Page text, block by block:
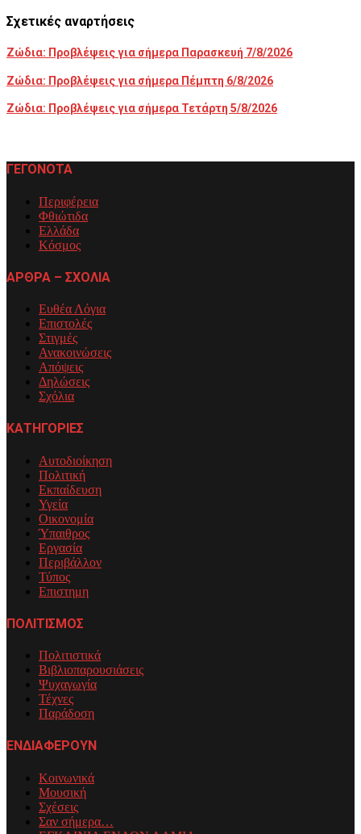
Σχετικές αναρτήσεις
Ζώδια: Προβλέψεις για σήμερα Παρασκευή 7/8/2026
Ζώδια: Προβλέψεις για σήμερα Πέμπτη 6/8/2026
Ζώδια: Προβλέψεις για σήμερα Τετάρτη 5/8/2026
ΓΕΓΟΝΟΤΑ
Περιφέρεια
Φθιώτιδα
Ελλάδα
Κόσμος
ΑΡΘΡΑ – ΣΧΟΛΙΑ
Ευθέα Λόγια
Επιστολές
Στιγμές
Ανακοινώσεις
Απόψεις
Δηλώσεις
Σχόλια
ΚΑΤΗΓΟΡΙΕΣ
Αυτοδιοίκηση
Πολιτική
Εκπαίδευση
Υγεία
Οικονομία
Ύπαιθρος
Εργασία
Περιβάλλον
Τύπος
Επιστημη
ΠΟΛΙΤΙΣΜΟΣ
Πολιτιστικά
Βιβλιοπαρουσιάσεις
Ψυχαγωγία
Τέχνες
Παράδοση
ΕΝΔΙΑΦΕΡΟΥΝ
Κοινωνικά
Μουσική
Σχέσεις
Σαν σήμερα…